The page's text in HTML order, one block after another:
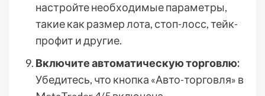
настройте необходимые параметры,
такие как размер лота, стоп-лосс, тейк-
профит и другие.
Включите автоматическую торговлю:
Убедитесь, что кнопка «Авто-торговля» в